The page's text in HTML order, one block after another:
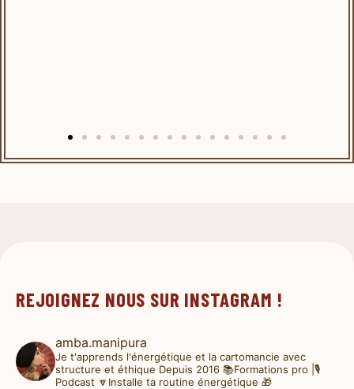
REJOIGNEZ NOUS SUR INSTAGRAM !
amba.manipura
Je t'apprends l'énergétique et la cartomancie avec
structure et éthique Depuis 2016 📚Formations pro |🎙️
Podcast 🔽Installe ta routine énergétique 🎁